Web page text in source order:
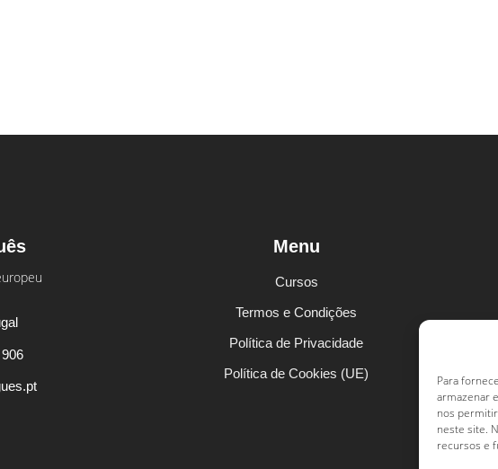
Para
armazenar
nos
neste site.
recursos e
Menu
Cursos
Termos e Condições
Política de Privacidade
Política de Cookies (UE)